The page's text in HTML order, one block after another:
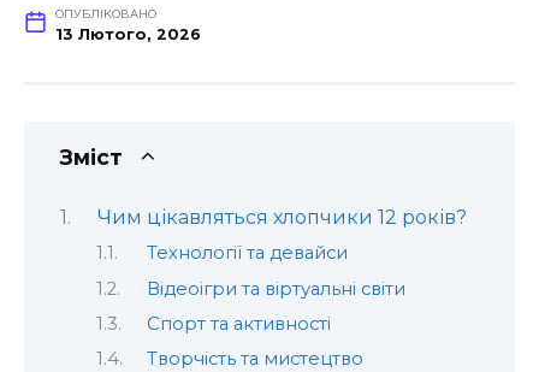
ОПУБЛІКОВАНО
13 Лютого, 2026
Зміст
Чим цікавляться хлопчики 12 років?
Технології та девайси
Відеоігри та віртуальні світи
Спорт та активності
Творчість та мистецтво